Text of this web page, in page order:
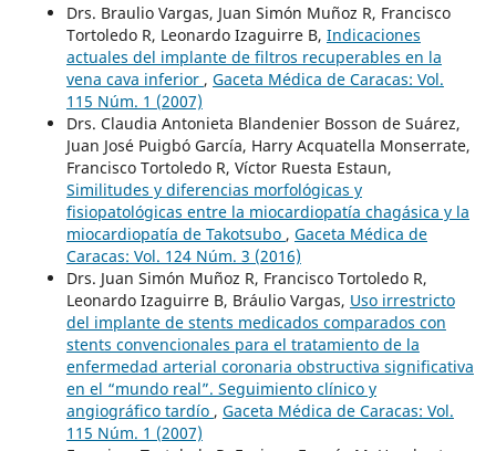
Drs. Braulio Vargas, Juan Simón Muñoz R, Francisco
Tortoledo R, Leonardo Izaguirre B, Indicaciones
actuales del implante de filtros recuperables en la
vena cava inferior , Gaceta Médica de Caracas: Vol.
115 Núm. 1 (2007)
Drs. Claudia Antonieta Blandenier Bosson de Suárez,
Juan José Puigbó García, Harry Acquatella Monserrate,
Francisco Tortoledo R, Víctor Ruesta Estaun,
Similitudes y diferencias morfológicas y
fisiopatológicas entre la miocardiopatía chagásica y la
miocardiopatía de Takotsubo , Gaceta Médica de
Caracas: Vol. 124 Núm. 3 (2016)
Drs. Juan Simón Muñoz R, Francisco Tortoledo R,
Leonardo Izaguirre B, Bráulio Vargas, Uso irrestricto
del implante de stents medicados comparados con
stents convencionales para el tratamiento de la
enfermedad arterial coronaria obstructiva significativa
en el “mundo real”. Seguimiento clínico y
angiográfico tardío , Gaceta Médica de Caracas: Vol.
115 Núm. 1 (2007)